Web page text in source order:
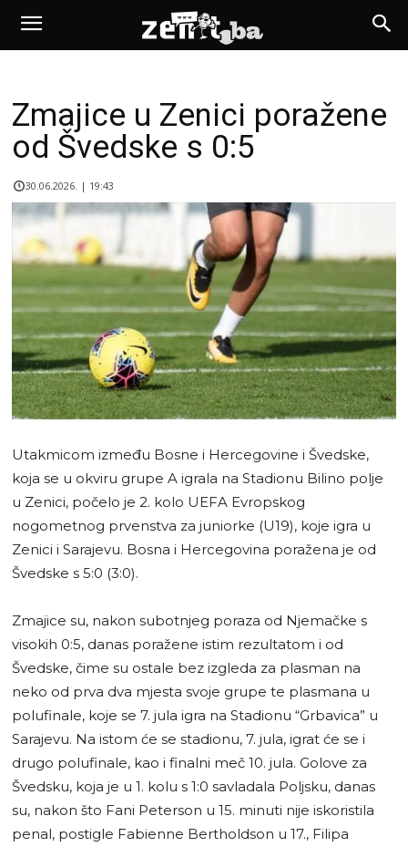
Zmajice u Zenici poražene
od Švedske s 0:5
30.06.2026. | 19:43
Utakmicom između Bosne i Hercegovine i Švedske,
koja se u okviru grupe A igrala na Stadionu Bilino polje
u Zenici, počelo je 2. kolo UEFA Evropskog
nogometnog prvenstva za juniorke (U19), koje igra u
Zenici i Sarajevu. Bosna i Hercegovina poražena je od
Švedske s 5:0 (3:0).
Zmajice su, nakon subotnjeg poraza od Njemačke s
visokih 0:5, danas poražene istim rezultatom i od
Švedske, čime su ostale bez izgleda za plasman na
neko od prva dva mjesta svoje grupe te plasmana u
polufinale, koje se 7. jula igra na Stadionu “Grbavica” u
Sarajevu. Na istom će se stadionu, 7. jula, igrat će se i
drugo polufinale, kao i finalni meč 10. jula. Golove za
Švedsku, koja je u 1. kolu s 1:0 savladala Poljsku, danas
su, nakon što Fani Peterson u 15. minuti nije iskoristila
penal, postigle Fabienne Bertholdson u 17., Filipa